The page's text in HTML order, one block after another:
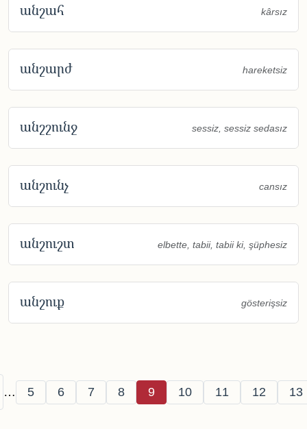
անշահ kârsız
անշարժ hareketsiz
անշշունջ sessiz, sessiz sedasız
անշունչ cansız
անշուշտ elbette, tabii, tabii ki, şüphesiz
անշուք gösterişsiz
Pagination
… Page
5 Page
6 Page
7 Page
8 Page
9 Page
10 Page
11 Page
12 13